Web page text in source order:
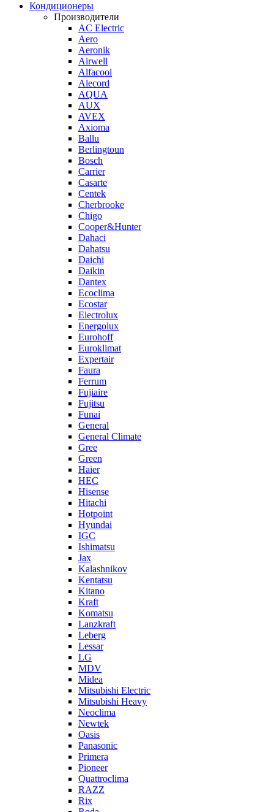
Кондиционеры
Производители
AC Electric
Aero
Aeronik
Airwell
Alfacool
Alecord
AQUA
AUX
AVEX
Axioma
Ballu
Berlingtoun
Bosch
Carrier
Casarte
Centek
Cherbrooke
Chigo
Cooper&Hunter
Dahaci
Dahatsu
Daichi
Daikin
Dantex
Ecoclima
Ecostar
Electrolux
Energolux
Eurohoff
Euroklimat
Expertair
Faura
Ferrum
Fujiaire
Fujitsu
Funai
General
General Climate
Gree
Green
Haier
HEC
Hisense
Hitachi
Hotpoint
Hyundai
IGC
Ishimatsu
Jax
Kalashnikov
Kentatsu
Kitano
Kraft
Komatsu
Lanzkraft
Leberg
Lessar
LG
MDV
Midea
Mitsubishi Electric
Mitsubishi Heavy
Neoclima
Newtek
Oasis
Panasonic
Primera
Pioneer
Quattroclima
RAZZ
Rix